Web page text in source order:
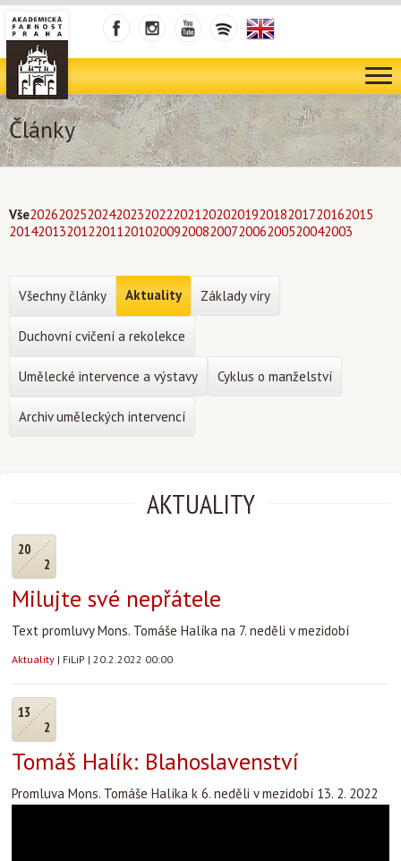
Články
Vše202620252024202320222021202020192018201720162015
201420132012201120102009200820072006200520042003
AKTUALITY
20
2
Milujte své nepřátele
Text promluvy Mons. Tomáše Halíka na 7. neděli v mezidobí
Aktuality | FiLiP | 20.2.2022 00:00
13
2
Tomáš Halík: Blahoslavenství
Promluva Mons. Tomáše Halíka k 6. neděli v mezidobí 13. 2. 2022
Všechny články Aktuality Základy víry
Duchovní cvičení a rekolekce
Umělecké intervence a výstavy Cyklus o manželství
Archiv uměleckých intervencí